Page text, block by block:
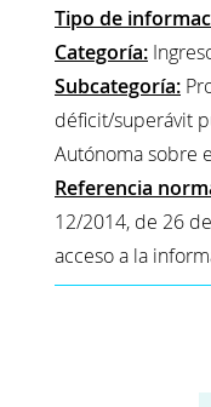
Tipo de
Categoría:
Subcategoría:
déficit/superávit
Autónoma sobre
Referencia
12/2014, de 26
acceso a la